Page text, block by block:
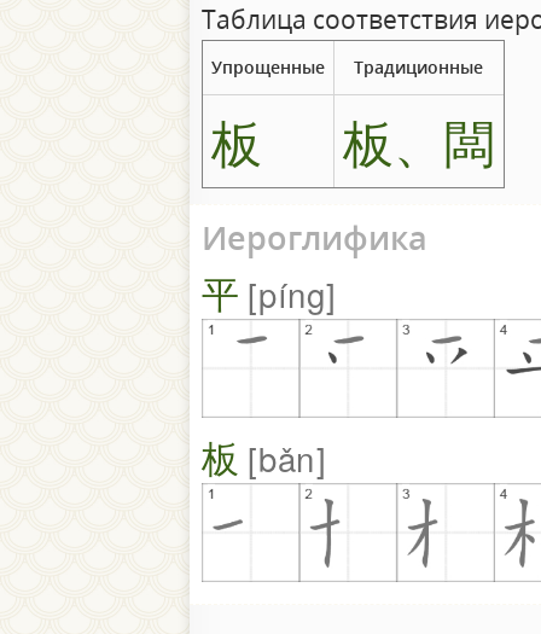
Таблица соответствия
Упрощенные Традиционные
板 板、闆
Иероглифика
平 píng
板 bǎn